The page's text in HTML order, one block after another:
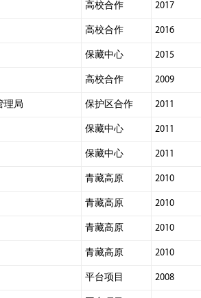
高校合作 2017
高校合作 2016
保藏中心 2015
高校合作 2009
理局 保护区合作 2011
保藏中心 2011
保藏中心 2011
青藏高原 2010
青藏高原 2010
青藏高原 2010
青藏高原 2010
平台项目 2008